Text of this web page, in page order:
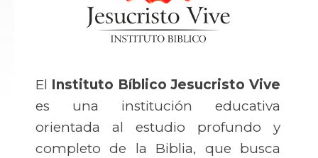
El Instituto Bíblico Jesucristo Vive
es una institución educativa
orientada al estudio profundo y
completo de la Biblia, que busca